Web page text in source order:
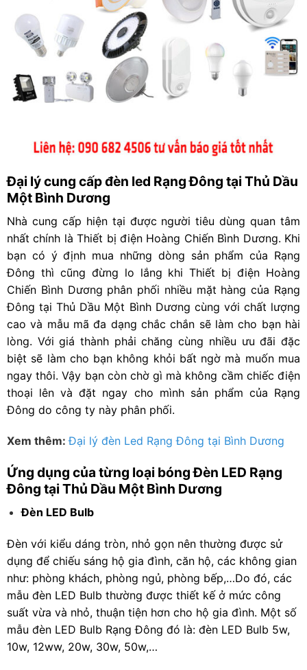
Đại lý cung cấp đèn led Rạng Đông tại Thủ Dầu
Một Bình Dương
Nhà cung cấp hiện tại được người tiêu dùng quan tâm
nhất chính là Thiết bị điện Hoàng Chiến Bình Dương. Khi
bạn có ý định mua những dòng sản phẩm của Rạng
Đông thì cũng đừng lo lắng khi Thiết bị điện Hoàng
Chiến Bình Dương phân phối nhiều mặt hàng của Rạng
Đông tạiThủ Dầu Một Bình Dương cùng với chất lượng
cao và mẫu mã đa dạng chắc chắn sẽ làm cho bạn hài
lòng. Với giá thành phải chăng cùng nhiều ưu đãi đặc
biệt sẽ làm cho bạn không khỏi bất ngờ mà muốn mua
ngay thôi. Vậy bạn còn chờ gì mà không cầm chiếc điện
thoại lên và đặt ngay cho mình sản phẩm của Rạng
Đông do công ty này phân phối.
Xem thêm:Đại lý đèn Led Rạng Đông tại Bình Dương
Ứng dụng của từng loại bóng Đèn LED Rạng
Đông tại Thủ Dầu Một Bình Dương
Đèn LED Bulb
Đèn với kiểu dáng tròn, nhỏ gọn nên thường được sử
dụng để chiếu sáng hộ gia đình, căn hộ, các không gian
như: phòng khách, phòng ngủ, phòng bếp,…Do đó, các
mẫu đèn LED Bulb thường được thiết kế ở mức công
suất vừa và nhỏ, thuận tiện hơn cho hộ gia đình. Một số
mẫu đèn LED Bulb Rạng Đông đó là: đèn LED Bulb 5w,
10w, 12ww, 20w, 30w, 50w,…